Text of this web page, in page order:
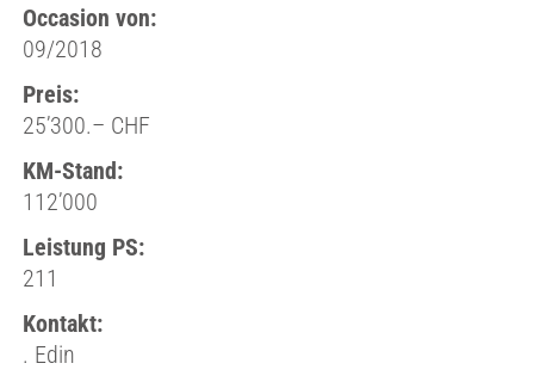
Occasion von:
09/2018
Preis:
25’300.– CHF
KM-Stand:
112’000
Leistung PS:
211
Kontakt:
. Edin